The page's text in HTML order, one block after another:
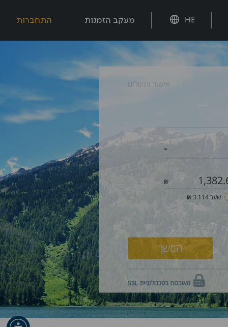
HE מעקב הזמנות התחברות